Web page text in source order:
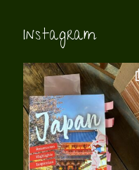
Instagram